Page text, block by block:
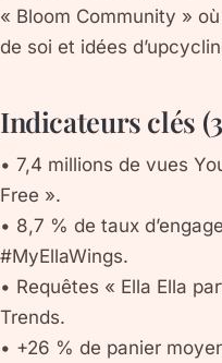
« Bloom Community »
de soi et idées
Indicateurs clés
• 7,4 millions de vues
Free ».
• 8,7 % de taux
#MyEllaWings.
• Requêtes « Ella Ella
Trends.
• +26 % de panier